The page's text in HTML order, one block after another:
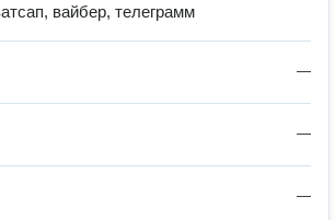
вайбер, телеграмм
—
—
—